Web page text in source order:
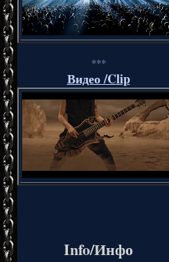
***
Видео /Clip
Info/Инфо